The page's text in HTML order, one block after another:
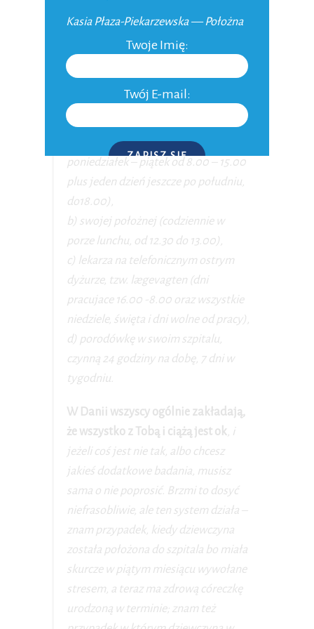
nie będę wymądrzać.
Oczywiście, jeżeli masz jakieś pytania
wizytami, dzwonisz i pytasz co robić:
a) swojego lekarza w godzinach
przyjmowania (zazwyczaj
poniedziałek – piątek od 8.00 – 15.00
plus jeden dzień jeszcze po południu,
do18.00),
b) swojej położnej (codziennie w
porze lunchu, od 12.30 do 13.00),
c) lekarza na telefonicznym ostrym
dyżurze, tzw. lægevagten (dni
pracujace 16.00 -8.00 oraz wszystkie
niedziele, święta i dni wolne od pracy),
d) porodówkę w swoim szpitalu,
czynną 24 godziny na dobę, 7 dni w
tygodniu.
W Danii wszyscy ogólnie zakładają,
że wszystko z Tobą i ciążą jest ok, i
jeżeli coś jest nie tak, albo chcesz
jakieś dodatkowe badania, musisz
sama o nie poprosić. Brzmi to dosyć
niefrasobliwie, ale ten system działa –
znam przypadek, kiedy dziewczyna
została położona do szpitala bo miała
skurcze w piątym miesiącu wywołane
stresem, a teraz ma zdrową córeczkę
urodzoną w terminie; znam też
Kasia Płaza-Piekarzewska — Położna
Twoje Imię:
Twój E-mail:
ZAPISZ SIĘ
P.S. W każdej chwili możesz wypisać się z kursu.